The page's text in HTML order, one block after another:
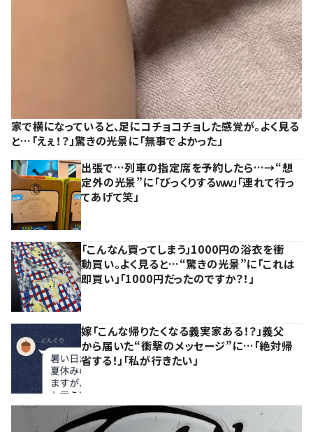
家で横になっていると、足にコチョコチョした感覚が。よく見る
と…「えぇ！？」驚きの光景に「無事でよかった」
出張で…列車の指定席を予約したら…→“想
定外の光景”に「びっくりするｗｗ」「連れて行っ
てあげて笑」
「こんなん買ってしまう」1000円の浴衣を衝
動買い。よく見ると…“驚きの光景”に「これは
即買い」「1000円だったのですか？！」
嫁「こんな帰りたくなる義実家ある！？」義父
から届いた“衝撃のメッセージ”に…「絶対帰
省する！」「私が行きたい」